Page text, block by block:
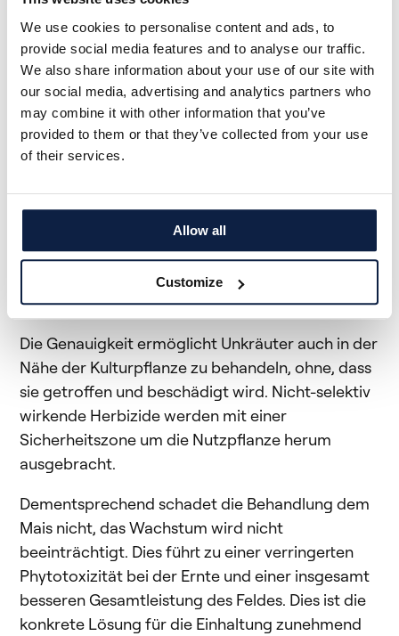
We use cookies to personalise content and ads, to
provide social media features and to analyse our traffic.
We also share information about your use of our site with
our social media, advertising and analytics partners who
may combine it with other information that you’ve
provided to them or that they’ve collected from your use
of their services.
Allow all
Customize
bis 2023 auf den Markt verfügbar sein wird.
Hochpräzise Sprühgenauigkeit
Dank der Anzahl und der Applikationsgenauigkeit
Pflanzenschutzmittel gezielt auszubringen mit
einer Präzision von 6 x 6 cm. In dem Video sind
die kleinen applizierten Flächen als dunkle Flecken
auf dem Boden zu erkennen, ähnlich zu einem
QR-Code.
Die Genauigkeit ermöglicht Unkräuter auch in der
Nähe der Kulturpflanze zu behandeln, ohne, dass
sie getroffen und beschädigt wird. Nicht-selektiv
wirkende Herbizide werden mit einer
Sicherheitszone um die Nutzpflanze herum
ausgebracht.
Dementsprechend schadet die Behandlung dem
Mais nicht, das Wachstum wird nicht
beeinträchtigt. Dies führt zu einer verringerten
Phytotoxizität bei der Ernte und einer insgesamt
besseren Gesamtleistung des Feldes. Dies ist die
konkrete Lösung für die Einhaltung zunehmend